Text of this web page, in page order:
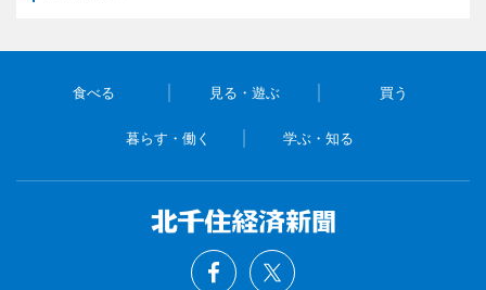
食べる 見る・遊ぶ 買う
暮らす・働く 学ぶ・知る